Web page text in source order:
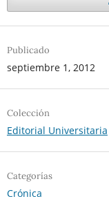
Publicado
septiembre 1, 2012
Colección
Editorial Universitaria
Categorías
Crónica